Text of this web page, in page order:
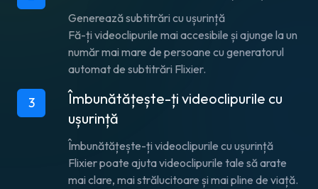
Generează subtitrări cu ușurință
Fă-ți videoclipurile mai accesibile și ajunge la un
număr mai mare de persoane cu generatorul
automat de subtitrări Flixier.
3
Îmbunătățește-ți videoclipurile cu
ușurință
Îmbunătățește-ți videoclipurile cu ușurință
Flixier poate ajuta videoclipurile tale să arate
mai clare, mai strălucitoare și mai pline de viață.